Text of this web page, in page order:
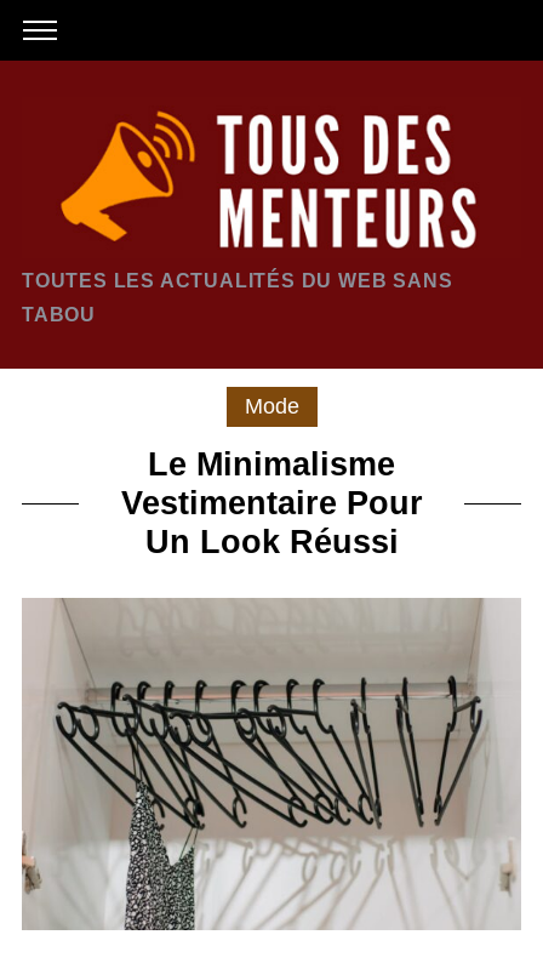
TOUTES LES ACTUALITÉS DU WEB SANS
TABOU
Mode
Le Minimalisme
Vestimentaire Pour
Un Look Réussi